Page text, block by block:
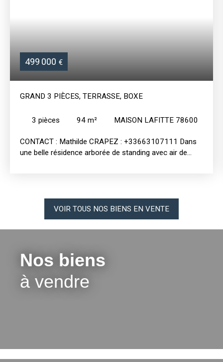
499 000 €
GRAND 3 PIÈCES, TERRASSE, BOXE
3 pièces 94 m² MAISON LAFITTE 78600
CONTACT : Mathilde CRAPEZ : +33663107111 Dans
une belle résidence arborée de standing avec air de
avec placards, une cuisine aménagée (possibilité de
transformer en cuisine US), un wc invités , un vaste
séjour très lumineux orienté SUD et EST donnant sur
une terrasse de 14 m2 plein SUD, deux belles chambres
wc. Fenêtres PVC double vitrage récentes, stores,
chauffage par le sol, parquet sous moquette.
Chauffage et eau chaude collectifs (compris dans les
charges). Un box et une cave au sous-sol complètent
VOIR TOUS NOS BIENS EN VENTE
Nos biens
à vendre